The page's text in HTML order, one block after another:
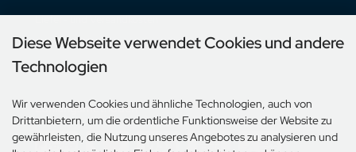
Liefer- und Versandkosten
Unsere AGB
Impressum
Zahlungsmethoden
Diese Webseite verwendet Cookies und andere
Technologien
Wir verwenden Cookies und ähnliche Technologien, auch von
Drittanbietern, um die ordentliche Funktionsweise der Website zu
gewährleisten, die Nutzung unseres Angebotes zu analysieren und